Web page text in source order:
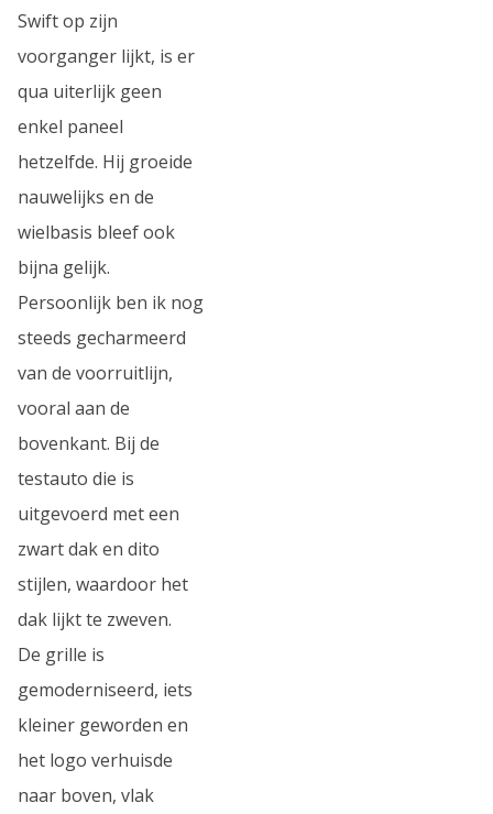
Swift op zijn
voorganger lijkt, is er
qua uiterlijk geen
enkel paneel
hetzelfde. Hij groeide
nauwelijks en de
wielbasis bleef ook
bijna gelijk.
Persoonlijk ben ik nog
steeds gecharmeerd
van de voorruitlijn,
vooral aan de
bovenkant. Bij de
testauto die is
uitgevoerd met een
zwart dak en dito
stijlen, waardoor het
dak lijkt te zweven.
De grille is
gemoderniseerd, iets
kleiner geworden en
het logo verhuisde
naar boven, vlak